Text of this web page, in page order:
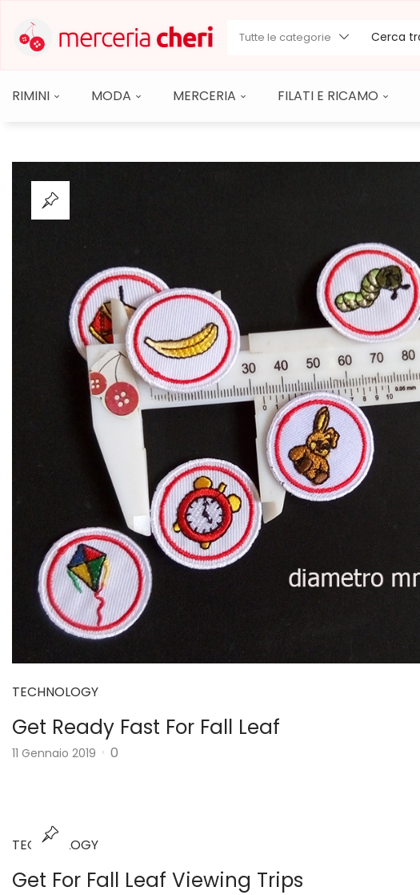
Tutte le categorie
RIMINI MODA MERCERIA FILATI E RICAMO
TECHNOLOGY
Get Ready Fast For Fall Leaf
11 Gennaio 2019 0
TECHNOLOGY
Get For Fall Leaf Viewing Trips